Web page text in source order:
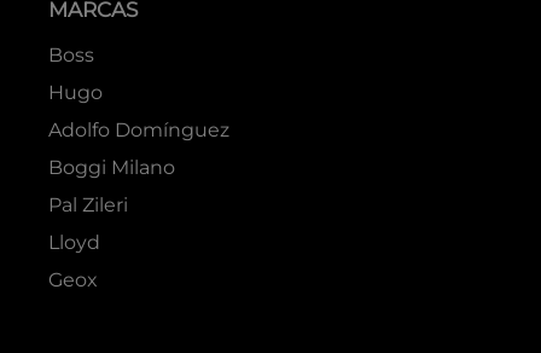
MARCAS
Boss
Hugo
Adolfo Domínguez
Boggi Milano
Pal Zileri
Lloyd
Geox